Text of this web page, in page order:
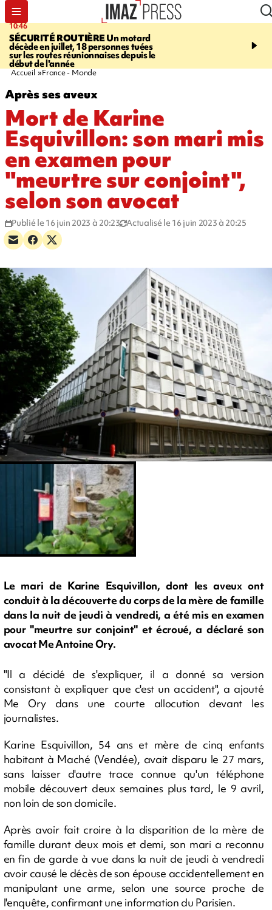
10:46
SÉCURITÉ ROUTIÈREUn motard
décède en juillet, 18 personnes tuées
sur les routes réunionnaises depuis le
début de l'année
13:49
mineurs - un courrier
Accueil France - Monde
Après ses aveux
Mort de Karine
Esquivillon: son mari mis
en examen pour
"meurtre sur conjoint",
selon son avocat
Publié le 16 juin 2023 à 20:23 Actualisé le 16 juin 2023 à 20:25
Le mari de Karine Esquivillon, dont les aveux ont
conduit à la découverte du corps de la mère de famille
dans la nuit de jeudi à vendredi, a été mis en examen
pour "meurtre sur conjoint" et écroué, a déclaré son
avocat Me Antoine Ory.
"Il a décidé de s'expliquer, il a donné sa version
consistant à expliquer que c'est un accident", a ajouté
Me Ory dans une courte allocution devant les
journalistes.
Karine Esquivillon, 54 ans et mère de cinq enfants
habitant à Maché (Vendée), avait disparu le 27 mars,
sans laisser d'autre trace connue qu'un téléphone
mobile découvert deux semaines plus tard, le 9 avril,
non loin de son domicile.
Après avoir fait croire à la disparition de la mère de
famille durant deux mois et demi, son mari a reconnu
en fin de garde à vue dans la nuit de jeudi à vendredi
avoir causé le décès de son épouse accidentellement en
manipulant une arme, selon une source proche de
l'enquête, confirmant une information du Parisien.